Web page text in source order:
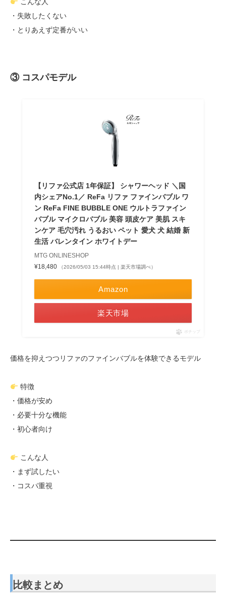
こんな人
・失敗したくない
・とりあえず定番がいい
③ コスパモデル
【リファ公式店 1年保証】 シャワーヘッド ＼国
内シェアNo.1／ ReFa リファ ファインバブル ワ
ン ReFa FINE BUBBLE ONE ウルトラファイン
バブル マイクロバブル 美容 頭皮ケア 美肌 スキ
ンケア 毛穴汚れ うるおい ペット 愛犬 犬 結婚 新
生活 バレンタイン ホワイトデー
MTG ONLINESHOP
¥18,480
（2026/05/03 15:44時点 | 楽天市場調べ）
Amazon
楽天市場
ポチップ
価格を抑えつつリファのファインバブルを体験できるモデル
特徴
・価格が安め
・必要十分な機能
・初心者向け
こんな人
・まず試したい
・コスパ重視
比較まとめ